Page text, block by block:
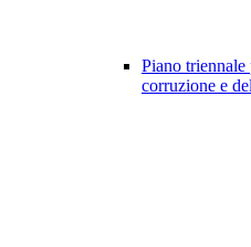
Piano triennale
corruzione e